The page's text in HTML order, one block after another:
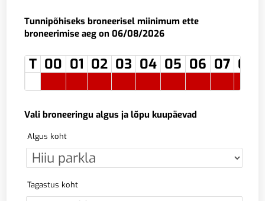
Tunnipõhiseks broneerisel miinimum ette
broneerimise aeg on 06/08/2026
T 00 01 02 03 04 05 06 07 08
Vali broneeringu algus ja lõpu kuupäevad
Algus koht
Tagastus koht